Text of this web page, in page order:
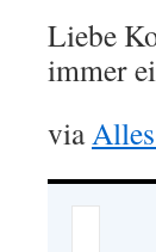
Liebe
immer
via